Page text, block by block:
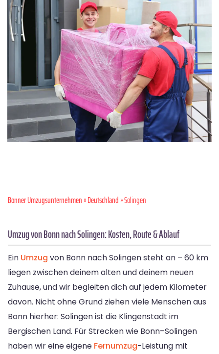
Bonner Umzugsunternehmen»Deutschland» Solingen
Umzug von Bonn nach Solingen: Kosten, Route & Ablauf
Ein Umzug von Bonn nach Solingen steht an – 60 km
liegen zwischen deinem alten und deinem neuen
Zuhause, und wir begleiten dich auf jedem Kilometer
davon. Nicht ohne Grund ziehen viele Menschen aus
Bonn hierher: Solingen ist die Klingenstadt im
Bergischen Land. Für Strecken wie Bonn–Solingen
haben wir eine eigene Fernumzug-Leistung mit